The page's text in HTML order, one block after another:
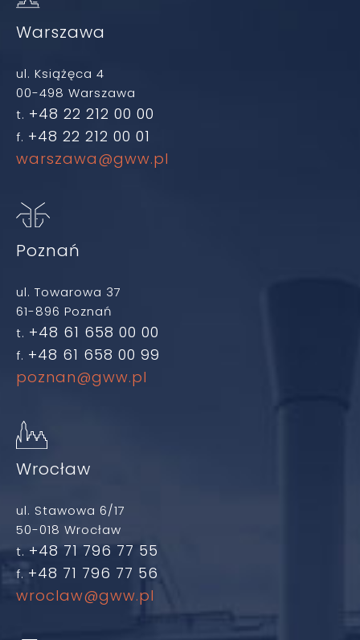
Warszawa
ul. Książęca 4
00-498 Warszawa
t. +48 22 212 00 00
f. +48 22 212 00 01
warszawa@gww.pl
Poznań
ul. Towarowa 37
61-896 Poznań
t. +48 61 658 00 00
f. +48 61 658 00 99
poznan@gww.pl
Wrocław
ul. Stawowa 6/17
50-018 Wrocław
t. +48 71 796 77 55
f. +48 71 796 77 56
wroclaw@gww.pl